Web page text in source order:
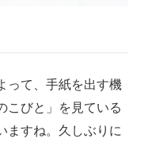
って、手紙を出す機
こびと」を見ている
ますね。久しぶりに